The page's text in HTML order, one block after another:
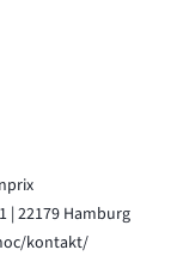
| 22179 Hamburg
kontakt/